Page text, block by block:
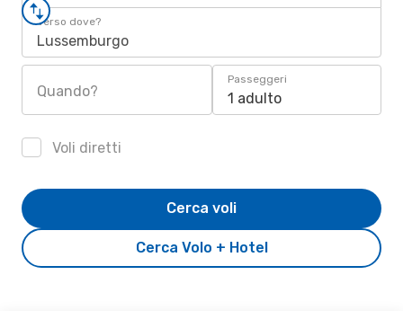
Verso dove?
Lussemburgo
Quando?
Passeggeri
1 adulto
Voli diretti
Cerca Volo + Hotel
Cerca voli